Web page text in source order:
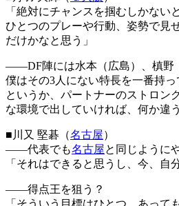
「絶対にチャンスを掴むしかな
ひとつのプレーや行動、姿勢で見
だけかなと思う」
――DF陣には水本（広島）、槙野
僕はその3人にない特長を一番持
というか、パートナーのストロン
な環境で出していければ、何か違
■川又 堅碁（名古屋）
――代表でも名古屋と同じように
「それはできると思うし、今、
――得点王を狙う？